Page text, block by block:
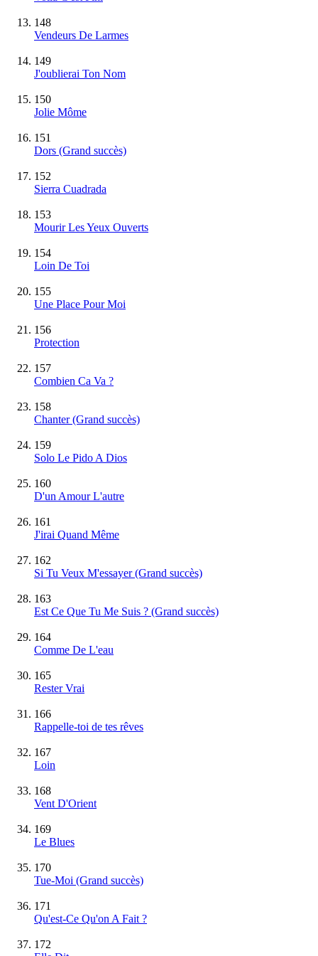
148
Vendeurs De Larmes
149
J'oublierai Ton Nom
150
Jolie Môme
151
Dors (Grand succès)
152
Sierra Cuadrada
153
Mourir Les Yeux Ouverts
154
Loin De Toi
155
Une Place Pour Moi
156
Protection
157
Combien Ca Va ?
158
Chanter(Grand succès)
159
Solo Le Pido A Dios
160
D'un Amour L'autre
161
J'irai Quand Même
162
Si Tu Veux M'essayer(Grand succès)
163
Est Ce Que Tu Me Suis ? (Grand succès)
164
Comme De L'eau
165
Rester Vrai
166
Rappelle-toi de tes rêves
167
Loin
168
Vent D'Orient
169
Le Blues
170
Tue-Moi (Grand succès)
171
Qu'est-Ce Qu'on A Fait ?
172